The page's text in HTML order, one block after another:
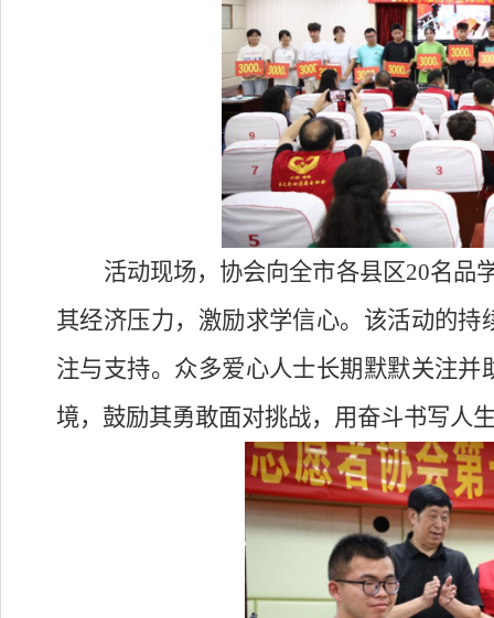
活动现场，协会向全市各县区20名品
其经济压力，激励求学信心。该活动的
注与支持。众多爱心人士长期默默关注
境，鼓励其勇敢面对挑战，用奋斗书写人